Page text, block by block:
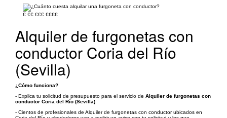
€ €€ €€€ €€€€
Alquiler de furgonetas con
conductor Coria del Río
(Sevilla)
¿Cómo funciona?
- Explica tu solicitud de presupuesto para el servicio de Alquiler de furgonetas con
conductor Coria del Río (Sevilla)
- Cientos de profesionales de Alquiler de furgonetas con conductor ubicados en